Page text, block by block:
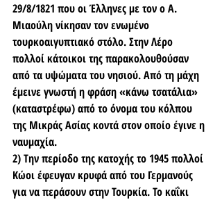
29/8/1821 που οι Έλληνες με τον ο Α.
Μιαούλη νίκησαν τον ενωμένο
τουρκοαιγυπτιακό στόλο. Στην Λέρο
πολλοί κάτοικοι της παρακολουθούσαν
από τα υψώματα του νησιού. Από τη μάχη
έμεινε γνωστή η φράση «κάνω τσατάλια»
(καταστρέφω) από το όνομα του κόλπου
της Μικράς Ασίας κοντά στον οποίο έγινε η
ναυμαχία.
2) Την περίοδο της κατοχής το 1945 πολλοί
Κώοι έφευγαν κρυφά από του Γερμανούς
για να περάσουν στην Τουρκία. Το καΐκι